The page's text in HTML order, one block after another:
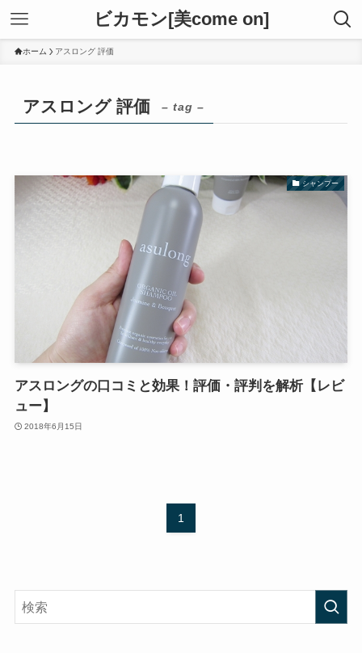
ビカモン[美come on]
ホーム アスロング 評価
アスロング 評価 – tag –
シャンプー
アスロングの口コミと効果！評価・評判を解析【レビ
ュー】
2018年6月15日
1